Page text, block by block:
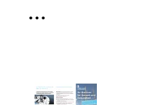
...